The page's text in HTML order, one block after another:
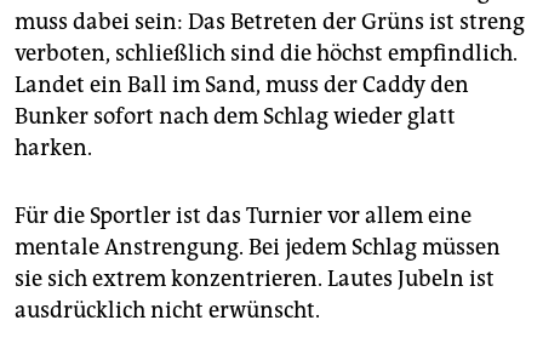
muss dabei sein: Das Betreten der Grüns ist streng
verboten, schließlich sind die höchst empfindlich.
Landet ein Ball im Sand, muss der Caddy den
Bunker sofort nach dem Schlag wieder glatt
harken.
Für die Sportler ist das Turnier vor allem eine
mentale Anstrengung. Bei jedem Schlag müssen
sie sich extrem konzentrieren. Lautes Jubeln ist
ausdrücklich nicht erwünscht.